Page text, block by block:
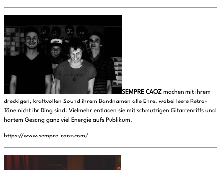
SEMPRE CAOZ machen mit ihrem
dreckigen, kraftvollen Sound ihrem Bandnamen alle Ehre, wobei leere Retro-
Töne nicht ihr Ding sind. Vielmehr entladen sie mit schmutzigen Gitarrenriffs und
hartem Gesang ganz viel Energie aufs Publikum.
https://www.sempre-caoz.com/